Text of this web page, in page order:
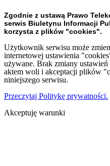
Zgodnie z ustawą Prawo
serwis Biuletynu Informacji
korzysta z plików "cookies".
Użytkownik serwisu może
internetowej ustawienia
używane. Brak zmiany
aktem woli i akceptacji plików
niniejszego serwisu.
Przeczytaj Politykę prywatności.
Akceptuję warunki